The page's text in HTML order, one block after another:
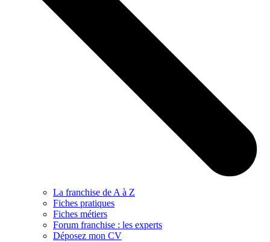
La franchise de A à Z
Fiches pratiques
Fiches métiers
Forum franchise : les experts
Déposez mon CV